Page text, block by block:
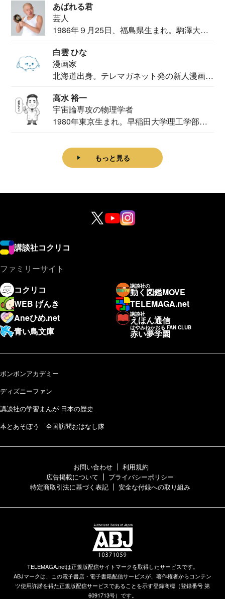
あばれる君
芸人
1986年９月25日、福島県生まれ。駒澤大学
白雲 ひな
漫画家
北海道出身。テレマガネット発の新人漫画
高水 裕一
宇宙論専攻の物理学者
1980年東京生まれ。早稲田大学理工学部物
もっと見る
講談社コクリコ
ファミリーサイト
コクリコ
講談社の
動く図鑑MOVE
WEB げんき
TELEMAGA.net
Aneひめ.net
講談社
えほん通信
青い鳥文庫
はやみねかおる FAN CLUB
赤い夢学園
ボンボンアカデミー
ディズニーファン
講談社の学習まんが 日本の歴史
本とあそぼう 全国訪問おはなし隊
お問い合わせ
利用規約
広告掲載について
プライバシーポリシー
特定商取引法に基づく表記
安全な付録への取り組み
TELEMAGA.netは正規版配信サイトマークを取得したサービスです。
ABJマークは、この電子書店・電子書籍配信サービスが、著作権者からコンテン
ツ使用許諾を得た正規版配信サービスであることを示す登録商標（登録番号 第
6091713号）です。